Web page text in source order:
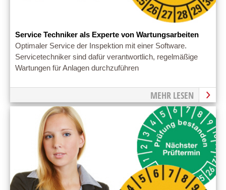
Service Techniker als Experte von Wartungsarbeiten
Optimaler Service der Inspektion mit einer Software.
Servicetechniker sind dafür verantwortlich, regelmäßige
Wartungen für Anlagen durchzuführen
MEHR LESEN